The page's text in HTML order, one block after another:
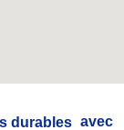
avec